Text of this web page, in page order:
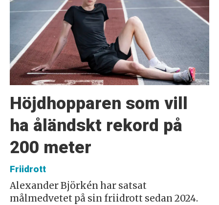
Höjdhopparen som vill
ha åländskt rekord på
200 meter
Friidrott
Alexander Björkén har satsat
målmedvetet på sin friidrott sedan 2024.